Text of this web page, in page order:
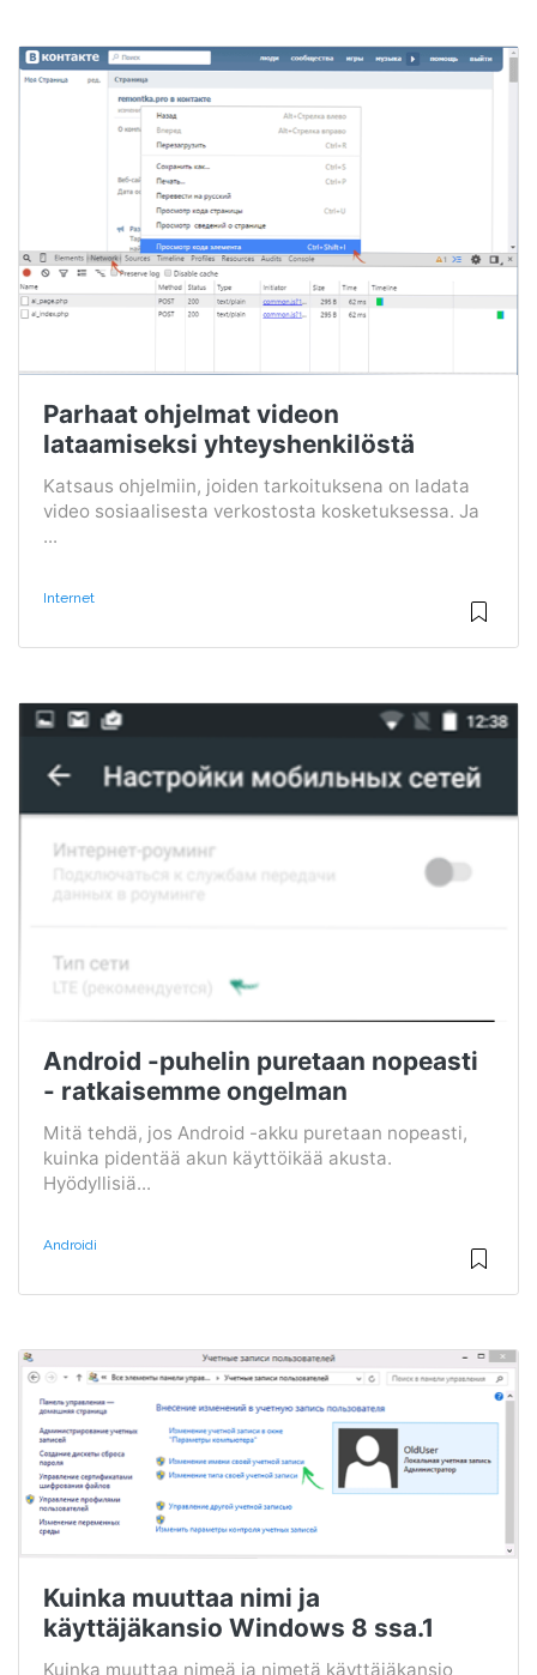
Parhaat ohjelmat videon
lataamiseksi yhteyshenkilöstä
Katsaus ohjelmiin, joiden tarkoituksena on ladata
video sosiaalisesta verkostosta kosketuksessa. Ja
...
Internet
Android -puhelin puretaan nopeasti
- ratkaisemme ongelman
Mitä tehdä, jos Android -akku puretaan nopeasti,
kuinka pidentää akun käyttöikää akusta.
Hyödyllisiä...
Androidi
Kuinka muuttaa nimi ja
käyttäjäkansio Windows 8 ssa.1
Kuinka muuttaa nimeä ja nimetä käyttäjäkansio